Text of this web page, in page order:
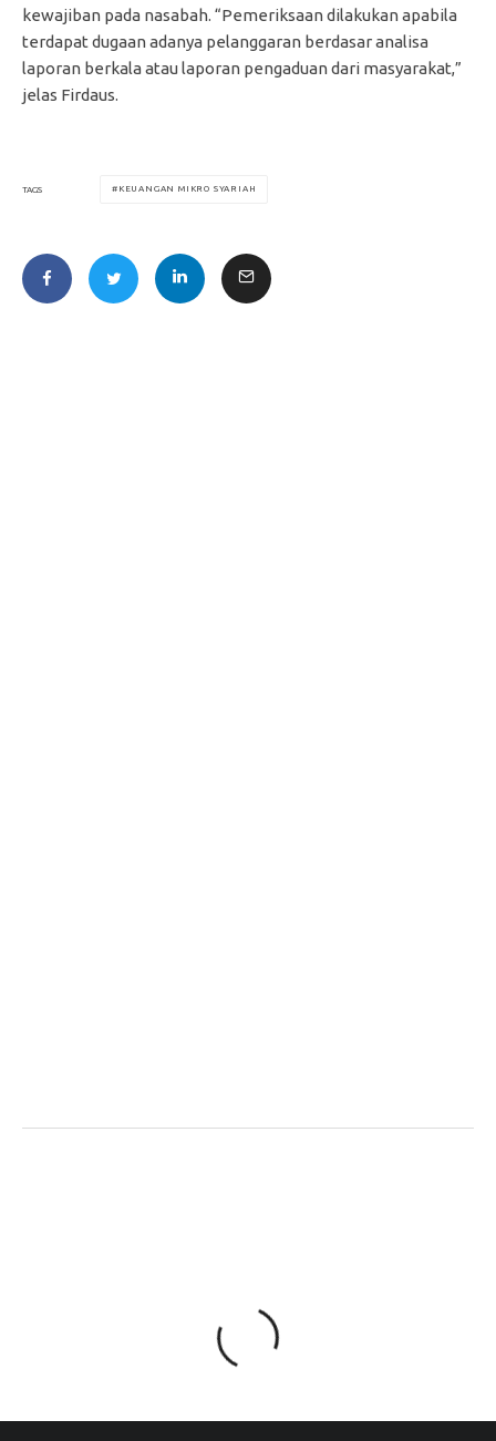
kewajiban pada nasabah. “Pemeriksaan dilakukan apabila
terdapat dugaan adanya pelanggaran berdasar analisa
laporan berkala atau laporan pengaduan dari masyarakat,”
jelas Firdaus.
TAGS KEUANGAN MIKRO SYARIAH